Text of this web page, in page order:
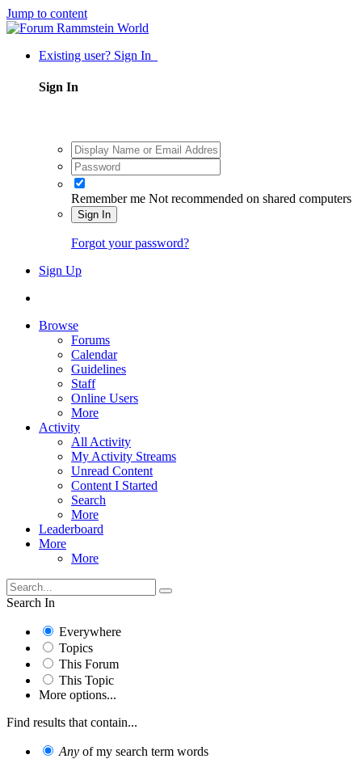
Jump to content
Existing user? Sign In
Sign In
Remember me Not recommended on shared computers
Sign In
Forgot your password?
Sign Up
Browse
Forums
Calendar
Guidelines
Staff
Online Users
More
Activity
All Activity
My Activity Streams
Unread Content
Content I Started
Search
More
Leaderboard
More
More
Search In
Everywhere
Topics
This Forum
This Topic
More options...
Find results that contain...
Any of my search term words